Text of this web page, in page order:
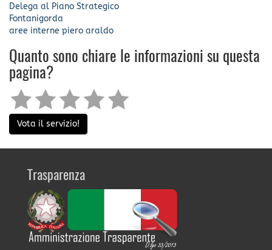
Delega al Piano Strategico
Fontanigorda
aree interne piero araldo
Quanto sono chiare le informazioni su questa
pagina?
Vota il servizio!
Trasparenza